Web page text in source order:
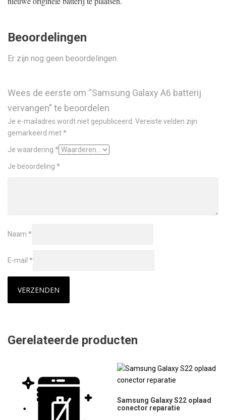
Beoordelingen
Er zijn nog geen beoordelingen.
Wees de eerste om “Samsung Galaxy A6 batterij
vervangen” te beoordelen
Je e-mailadres wordt niet gepubliceerd. Vereiste velden zijn
gemarkeerd met*
Je waardering *
Je beoordeling *
Naam *
E-mail *
Gerelateerde producten
Samsung Galaxy S22 oplaad
conector reparatie